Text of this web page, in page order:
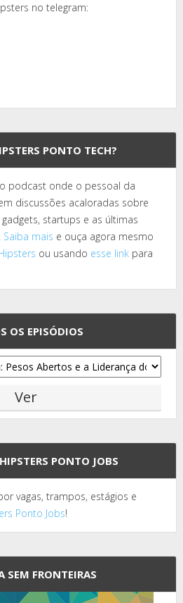
no telegram:
PONTO TECH?
podcast onde o pessoal da
discussões acaloradas sobre
startups e as últimas
Saiba mais e ouça agora mesmo
ou usando esse link para
OS EPISÓDIOS
PONTO JOBS
vagas, trampos, estágios e
Ponto Jobs!
SEM FRONTEIRAS